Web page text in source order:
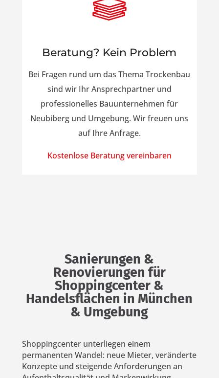
Beratung? Kein Problem
Bei Fragen rund um das Thema Trockenbau
sind wir Ihr Ansprechpartner und
professionelles Bauunternehmen für
Neubiberg und Umgebung. Wir freuen uns
auf Ihre Anfrage.
Kostenlose Beratung vereinbaren
Sanierungen &
Renovierungen für
Shoppingcenter &
Handelsflächen in München
& Umgebung
Shoppingcenter unterliegen einem
permanenten Wandel: neue Mieter, veränderte
Konzepte und steigende Anforderungen an